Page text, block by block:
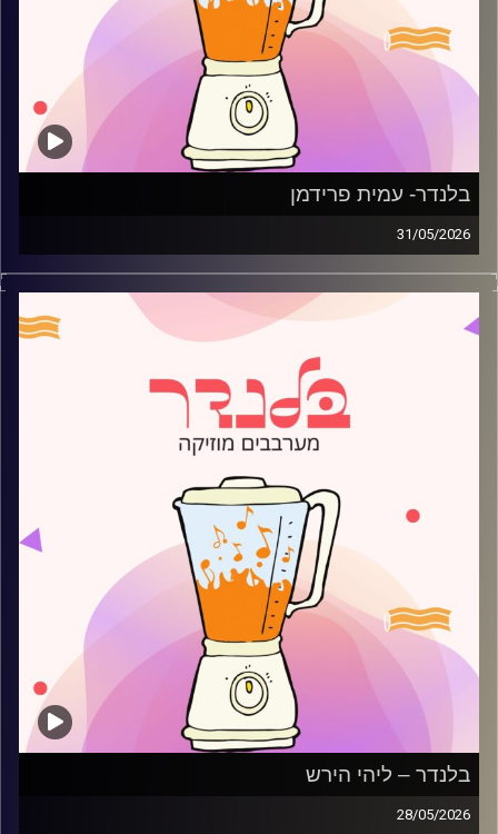
בלנדר- עמית פרידמן
31/05/2026
מוזיקה רגועה לפתוח איתה את הבוקר בהגשת עמית פרידמן
קרדיט תמונות:
AudioVersity
בלנדר – ליהי הירש
28/05/2026